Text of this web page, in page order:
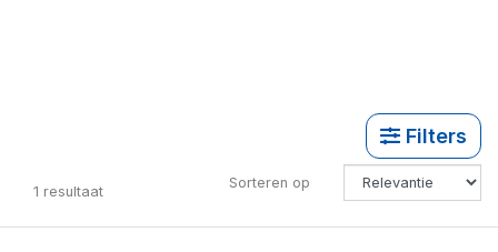
Filters
1 resultaat Sorteren op